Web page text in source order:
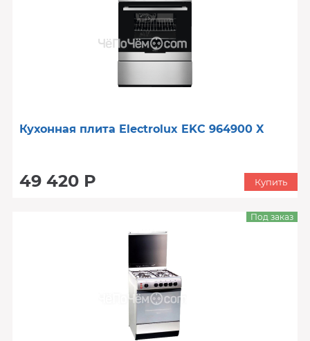
Кухонная плита Electrolux EKC 964900 X
49 420 Р Купить
Под заказ